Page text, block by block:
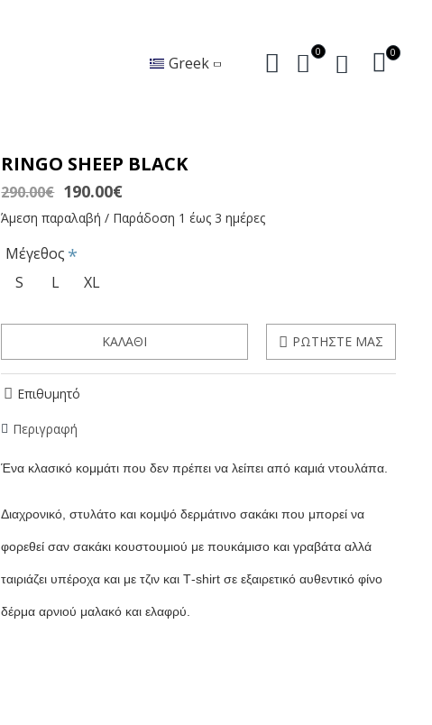
Greek
0 0
RINGO SHEEP BLACK
Άμεση παραλαβή / Παράδοση 1 έως 3 ημέρες
190.00€
290.00€
Μέγεθος
S
L XL
ΚΑΛΆΘΙ ΡΩΤΉΣΤΕ ΜΑΣ
Επιθυμητό
Περιγραφή
Ένα κλασικό κομμάτι που δεν πρέπει να λείπει από καμιά ντουλάπα.
Διαχρονικό, στυλάτο και κομψό δερμάτινο σακάκι που μπορεί να
φορεθεί σαν σακάκι κουστουμιού με πουκάμισο και γραβάτα αλλά
ταιριάζει υπέροχα και με τζιν καιT-shirt σε εξαιρετικό αυθεντικό φίνο
δέρμα αρνιού μαλακό και ελαφρύ.